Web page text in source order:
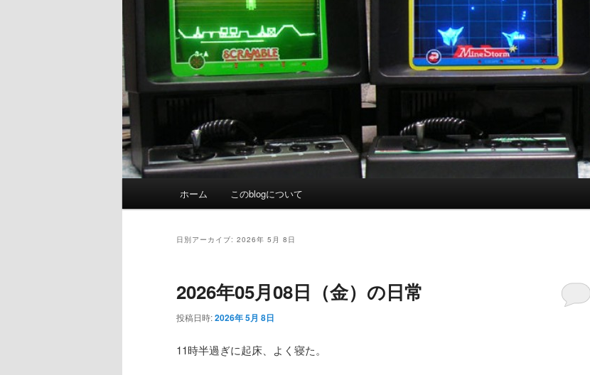
ホーム このblogについて
日別アーカイブ: 2026年 5月 8日
2026年05月08日（金）の日常
投稿日時:2026年 5月 8日
11時半過ぎに起床、よく寝た。